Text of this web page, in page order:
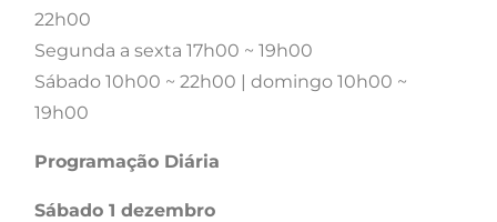
22h00
Segunda a sexta 17h00 ~ 19h00
Sábado 10h00 ~ 22h00 | domingo 10h00 ~
19h00
Programação Diária
Sábado 1 dezembro